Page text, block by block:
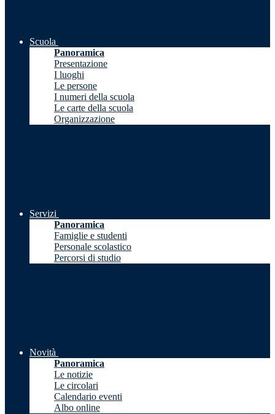
Scuola
Panoramica
Presentazione
I luoghi
Le persone
I numeri della scuola
Le carte della scuola
Organizzazione
Servizi
Panoramica
Famiglie e studenti
Personale scolastico
Percorsi di studio
Novità
Panoramica
Le notizie
Le circolari
Calendario eventi
Albo online